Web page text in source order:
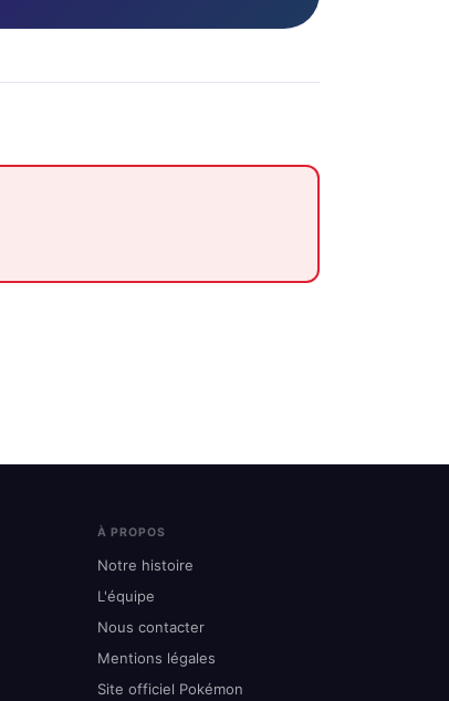
À PROPOS
Notre histoire
L'équipe
Nous contacter
Mentions légales
Site officiel Pokémon